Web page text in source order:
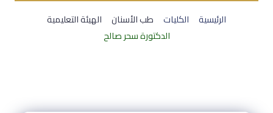
الرئيسية الكليات طب الأسنان
الهيئة التعليمية
الدكتورة سحر صالح